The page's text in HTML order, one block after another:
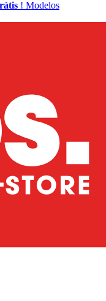
! Modelos